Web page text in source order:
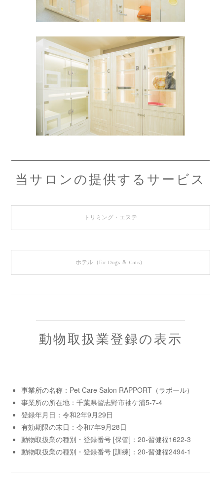
当サロンの提供するサービス
トリミング・エステ
ホテル（for Dogs ＆ Cats）
動物取扱業登録の表示
事業所の名称：Pet Care Salon RAPPORT（ラポール）
事業所の所在地：千葉県習志野市袖ケ浦5-7-4
登録年月日：令和2年9月29日
有効期限の末日：令和7年9月28日
動物取扱業の種別・登録番号 [保管]：20-習健福1622-3
動物取扱業の種別・登録番号 [訓練]：20-習健福2494-1